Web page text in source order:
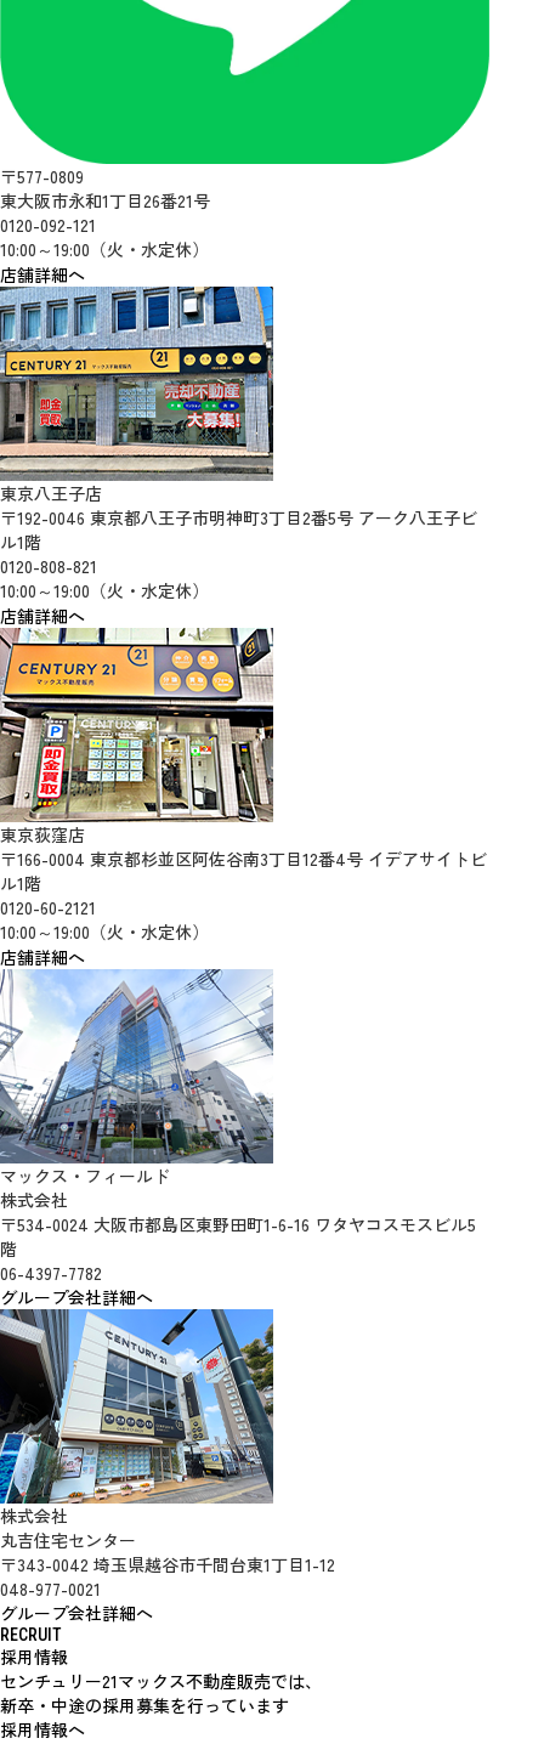
〒577-0809
東大阪市永和1丁目26番21号
0120-092-121
10:00～19:00（火・水定休）
店舗詳細へ
東京八王子店
〒192-0046 東京都八王子市明神町3丁目2番5号 アーク八王子ビ
ル1階
0120-808-821
10:00～19:00（火・水定休）
店舗詳細へ
東京荻窪店
〒166-0004 東京都杉並区阿佐谷南3丁目12番4号 イデアサイトビ
ル1階
0120-60-2121
10:00～19:00（火・水定休）
店舗詳細へ
マックス・フィールド
株式会社
〒534-0024 大阪市都島区東野田町1-6-16 ワタヤコスモスビル5
階
06-4397-7782
グループ会社詳細へ
株式会社
丸吉住宅センター
〒343-0042 埼玉県越谷市千間台東1丁目1-12
048-977-0021
グループ会社詳細へ
RECRUIT
採用情報
センチュリー21マックス不動産販売では、
新卒・中途の採用募集を行っています
採用情報へ